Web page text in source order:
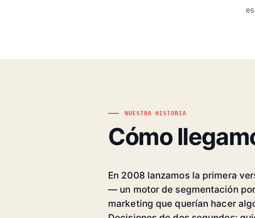
NUESTRA HISTORIA
Cómo
En 2008 lanzamos la primera
— un motor de segmentación
marketing que querían hacer